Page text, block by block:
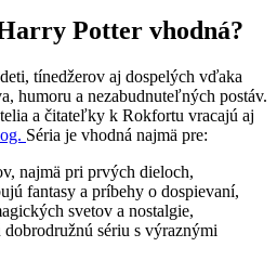
Potter vhodná?
tínedžerov aj dospelých vďaka
humoru a nezabudnuteľných postáv.
a čitateľky k Rokfortu vracajú aj
Séria je vhodná najmä pre:
najmä pri prvých dieloch,
fantasy a príbehy o dospievaní,
svetov a nostalgie,
sériu s výraznými